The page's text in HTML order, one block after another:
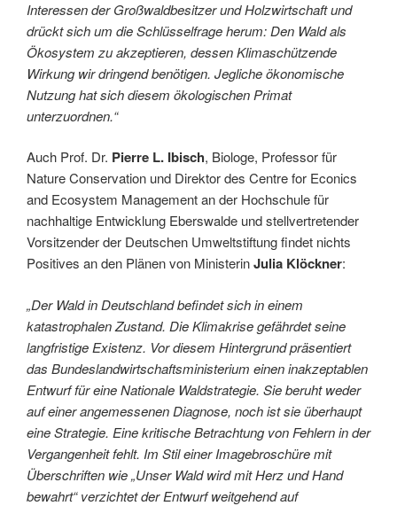
Interessen der Großwaldbesitzer und Holzwirtschaft und
drückt sich um die Schlüsselfrage herum: Den Wald als
Ökosystem zu akzeptieren, dessen Klimaschützende
Wirkung wir dringend benötigen. Jegliche ökonomische
Nutzung hat sich diesem ökologischen Primat
unterzuordnen.“
Auch Prof. Dr. Pierre L. Ibisch, Biologe, Professor für
Nature Conservation und Direktor des Centre for Econics
and Ecosystem Management an der Hochschule für
nachhaltige Entwicklung Eberswalde und stellvertretender
Vorsitzender der Deutschen Umweltstiftung findet nichts
Positives an den Plänen von MinisterinJulia Klöckner:
„Der Wald in Deutschland befindet sich in einem
katastrophalen Zustand. Die Klimakrise gefährdet seine
langfristige Existenz. Vor diesem Hintergrund präsentiert
das Bundeslandwirtschaftsministerium einen inakzeptablen
Entwurf für eine Nationale Waldstrategie. Sie beruht weder
auf einer angemessenen Diagnose, noch ist sie überhaupt
eine Strategie. Eine kritische Betrachtung von Fehlern in der
Vergangenheit fehlt. Im Stil einer Imagebroschüre mit
Überschriften wie „Unser Wald wird mit Herz und Hand
bewahrt“ verzichtet der Entwurf weitgehend auf